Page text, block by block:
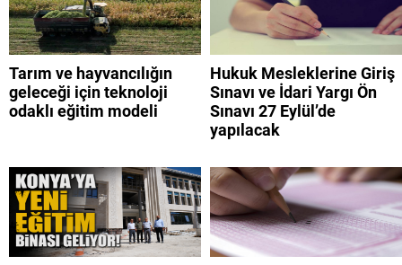
Tarım ve hayvancılığın
geleceği için teknoloji
odaklı eğitim modeli
Hukuk Mesleklerine Giriş
Sınavı ve İdari Yargı Ön
Sınavı 27 Eylül’de
yapılacak